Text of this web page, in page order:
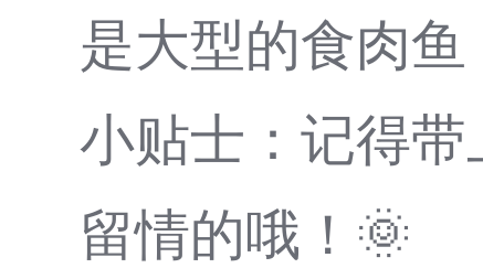
是大型的食肉
小贴士：记得
留情的哦！🌞